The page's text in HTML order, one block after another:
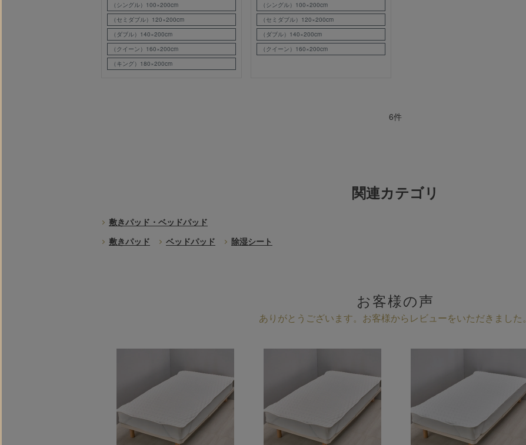
（シングル）100×200cm
（セミダブル）120×200cm
（ダブル）140×200cm
（クイーン）160×200cm
（キング）180×200cm
（シングル）100×200cm
（セミダブル）120×200cm
（ダブル）140×200cm
（クイーン）160×200cm
6件
関連カテゴリ
敷きパッド・ベッドパッド
敷きパッド
ベッドパッド 除湿シート
お客様の声
ありがとうございます。 お客様からレビューをいただきました。